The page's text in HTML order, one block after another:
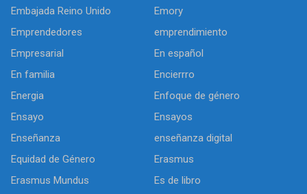
Embajada Reino Unido
Emory
Emprendedores
emprendimiento
Empresarial
En español
En familia
Encierrro
Energia
Enfoque de género
Ensayo
Ensayos
Enseñanza
enseñanza digital
Equidad de Género
Erasmus
Erasmus Mundus
Es de libro